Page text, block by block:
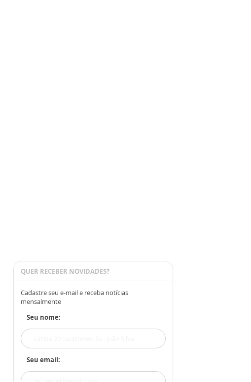
QUER RECEBER NOVIDADES?
Cadastre seu e-mail e receba notícias
mensalmente
Seu nome:
Seu email: